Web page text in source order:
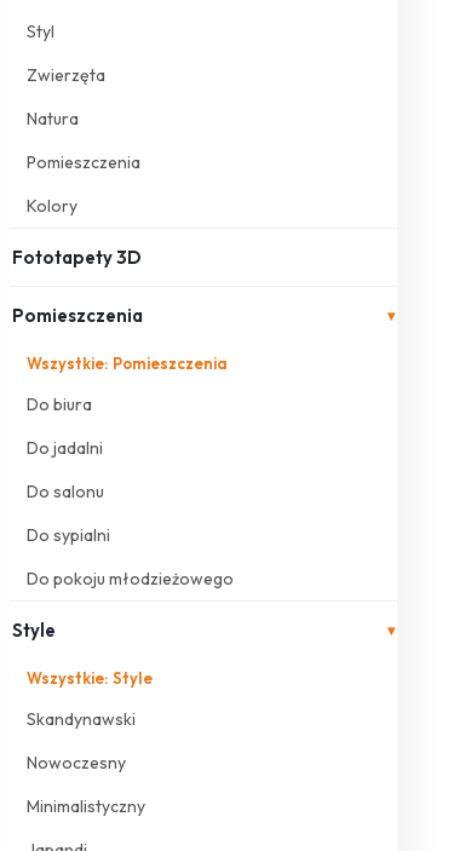
Styl
Zwierzęta
Natura
Pomieszczenia
Kolory
Fototapety 3D
Pomieszczenia ▾
Wszystkie: Pomieszczenia
Do biura
Do jadalni
Do salonu
Do sypialni
Do pokoju młodzieżowego
Style ▾
Wszystkie: Style
Skandynawski
Nowoczesny
Minimalistyczny